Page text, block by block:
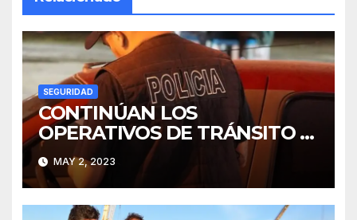
SEGURIDAD
CONTINÚAN LOS
OPERATIVOS DE TRÁNSITO Y
SEGURIDAD VIAL
MAY 2, 2023